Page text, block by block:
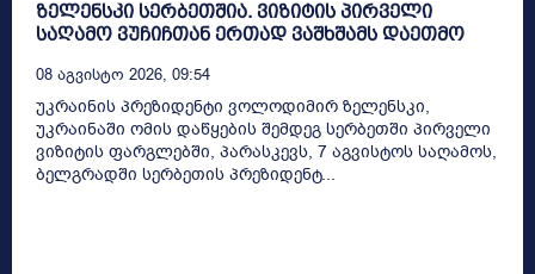
ზელენსკი სერბეთშია. ვიზიტის პირველი
საღამო ვუჩიჩთან ერთად ვაშხშამს დაეთმო
08 Აგვისტო 2026, 09:54
უკრაინის პრეზიდენტი ვოლოდიმირ ზელენსკი,
უკრაინაში ომის დაწყების შემდეგ სერბეთში პირველი
ვიზიტის ფარგლებში, პარასკევს, 7 აგვისტოს საღამოს,
ბელგრადში სერბეთის პრეზიდენტ...